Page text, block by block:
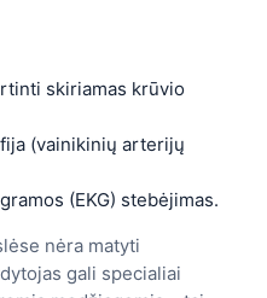
skiriamas krūvio
(vainikinių arterijų
(EKG) stebėjimas.
nėra matyti
gali specialiai